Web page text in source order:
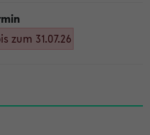
zum 31.07.26